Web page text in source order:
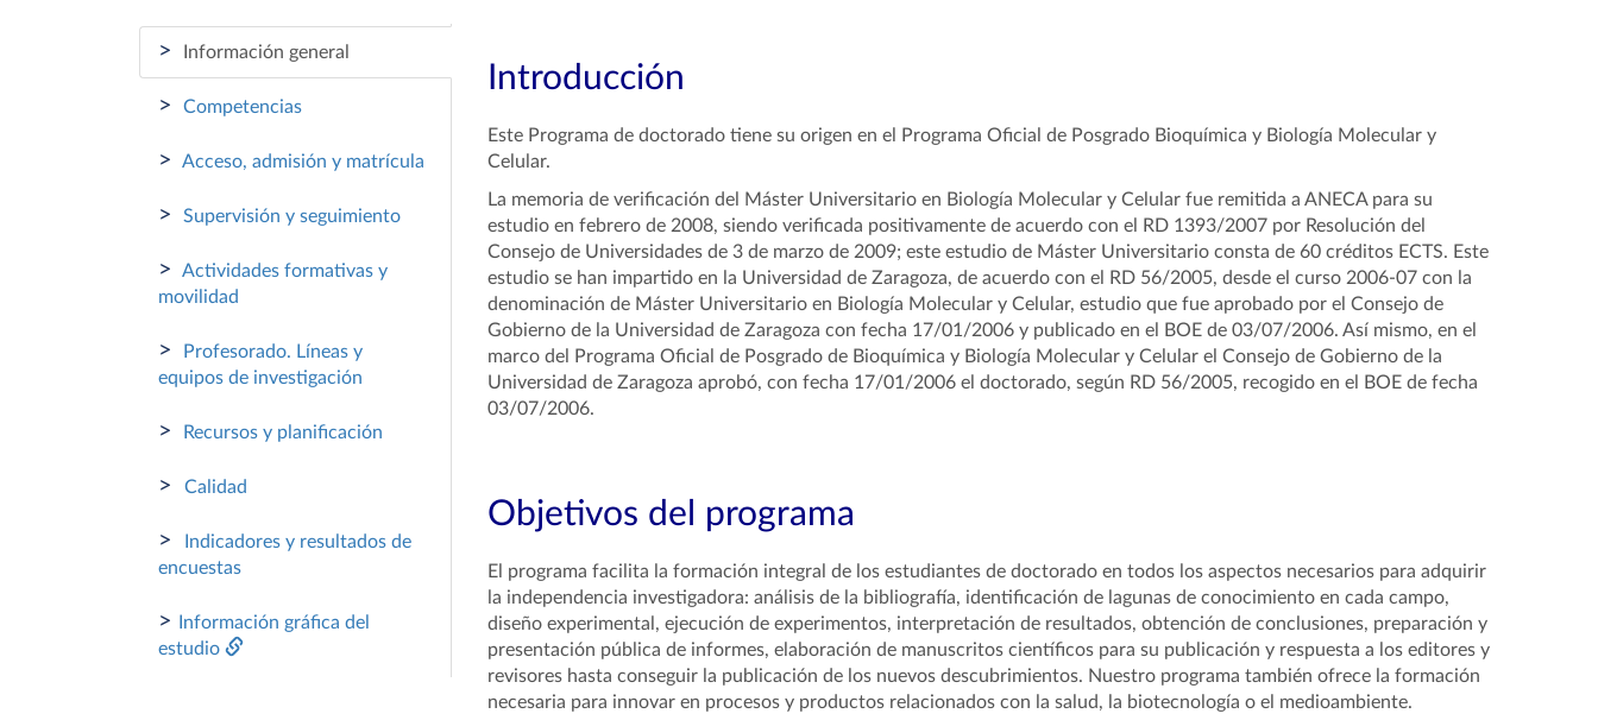
> Información general
> Competencias
> Acceso, admisión y matrícula
> Supervisión y seguimiento
>
Actividades formativas y
movilidad
>
Profesorado. Líneas y
equipos de investigación
> Recursos y planificación
> Calidad
>
Indicadores y resultados de
encuestas
>
Información gráfica del
estudio
Introducción
Este Programa de doctorado tiene su origen en el Programa Oficial de Posgrado Bioquímica y Biología Molecular y
Celular.
La memoria de verificación del Máster Universitario en Biología Molecular y Celular fue remitida a ANECA para su
estudio en febrero de 2008, siendo verificada positivamente de acuerdo con el RD 1393/2007 por Resolución del
Consejo de Universidades de 3 de marzo de 2009; este estudio de Máster Universitario consta de 60 créditos ECTS. Este
estudio se han impartido en la Universidad de Zaragoza, de acuerdo con el RD 56/2005, desde el curso 2006-07 con la
denominación de Máster Universitario en Biología Molecular y Celular, estudio que fue aprobado por el Consejo de
Gobierno de la Universidad de Zaragoza con fecha 17/01/2006 y publicado en el BOE de 03/07/2006. Así mismo, en el
marco del Programa Oficial de Posgrado de Bioquímica y Biología Molecular y Celular el Consejo de Gobierno de la
Universidad de Zaragoza aprobó, con fecha 17/01/2006 el doctorado, según RD 56/2005, recogido en el BOE de fecha
03/07/2006.
Objetivos del programa
El programa facilita la formación integral de los estudiantes de doctorado en todos los aspectos necesarios para adquirir
la independencia investigadora: análisis de la bibliografía, identificación de lagunas de conocimiento en cada campo,
diseño experimental, ejecución de experimentos, interpretación de resultados, obtención de conclusiones, preparación y
presentación pública de informes, elaboración de manuscritos científicos para su publicación y respuesta a los editores y
revisores hasta conseguir la publicación de los nuevos descubrimientos. Nuestro programa también ofrece la formación
necesaria para innovar en procesos y productos relacionados con la salud, la biotecnología o el medioambiente.